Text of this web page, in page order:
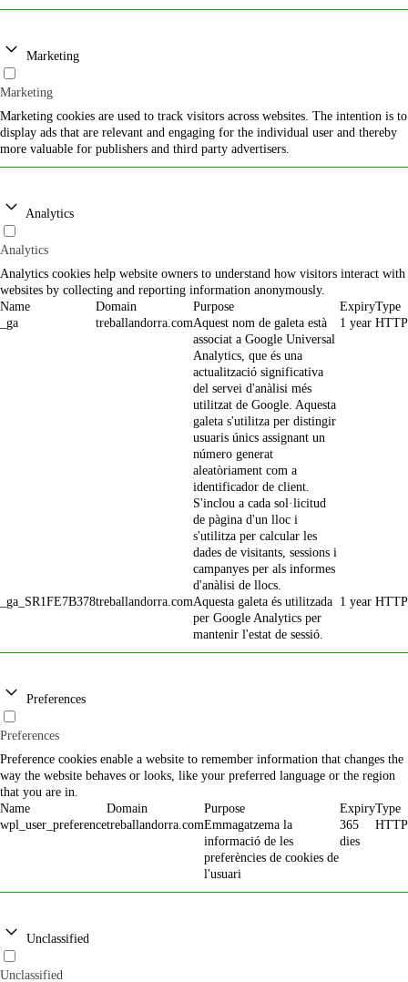
Marketing
Marketing
Marketing cookies are used to track visitors across websites. The intention is to
display ads that are relevant and engaging for the individual user and thereby
more valuable for publishers and third party advertisers.
Analytics
Analytics
Analytics cookies help website owners to understand how visitors interact with
websites by collecting and reporting information anonymously.
Name
Domain Purpose ExpiryType
_ga
treballandorra.comAquest nom de galeta està
associat a Google Universal
Analytics, que és una
actualització significativa
del servei d'anàlisi més
utilitzat de Google. Aquesta
galeta s'utilitza per distingir
usuaris únics assignant un
número generat
aleatòriament com a
identificador de client.
S'inclou a cada sol·licitud
de pàgina d'un lloc i
s'utilitza per calcular les
dades de visitants, sessions i
campanyes per als informes
d'anàlisi de llocs.
1 year HTTP
_ga_SR1FE7B378treballandorra.comAquesta galeta és utilitzada
per Google Analytics per
mantenir l'estat de sessió.
1 year HTTP
Preferences
Preferences
Preference cookies enable a website to remember information that changes the
way the website behaves or looks, like your preferred language or the region
that you are in.
Name
Domain Purpose ExpiryType
wpl_user_preferencetreballandorra.comEmmagatzema la
informació de les
preferències de cookies de
l'usuari
365
dies
HTTP
Unclassified
Unclassified